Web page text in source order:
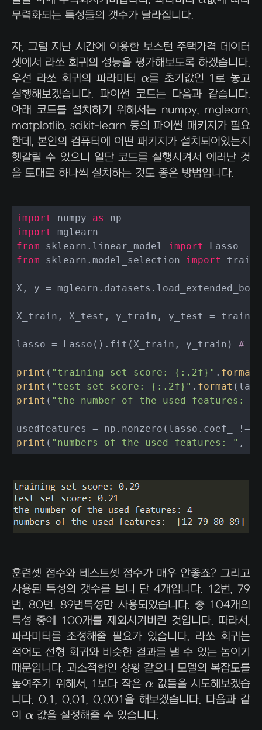
무력화되는 특성들의 갯수가 달라집니다.
자, 그럼 지난 시간에 이용한 보스턴 주택가격 데이터
셋에서 라쏘 회귀의 성능을 평가해보도록 하겠습니다.
우선 라쏘 회귀의 파라미터α
α를 초기값인 1로 놓고
실행해보겠습니다. 파이썬 코드는 다음과 같습니다.
아래 코드를 설치하기 위해서는 numpy, mglearn,
matplotlib, scikit-learn 등의 파이썬 패키지가 필요
한데, 본인의 컴퓨터에 어떤 패키지가 설치되어있는지
헷갈릴 수 있으니 일단 코드를 실행시켜서 에러난 것
을 토대로 하나씩 설치하는 것도 좋은 방법입니다.
import numpy as
import
from sklearn.linear_model import
from sklearn.model_selection import
X, y =
X_train, X_test, y_train, y_test =
lasso = Lasso().fit(X_train, y_train) # 라
print ( "training set score: {:.2f}" . format
print ( "test set score: {:.2f}" . format
print ( "the number of the used features:
usedfeatures = np.nonzero(lasso.coef_ !=
print ( "numbers of the used features: " ,
훈련셋 점수와 테스트셋 점수가 매우 안좋죠? 그리고
사용된 특성의 갯수를 보니 단 4개입니다. 12번, 79
번, 80번, 89번특성만 사용되었습니다. 총 104개의
특성 중에 100개를 제외시켜버린 것입니다. 따라서,
파라미터를 조정해줄 필요가 있습니다. 라쏘 회귀는
적어도 선형 회귀와 비슷한 결과를 낼 수 있는 놈이기
때문입니다. 과소적합인 상황 같으니 모델의 복잡도를
높여주기 위해서, 1보다 작은 α
α 값들을 시도해보겠습
니다. 0.1, 0.01, 0.001을 해보겠습니다. 다음과 같
이 α
α 값을 설정해줄 수 있습니다.